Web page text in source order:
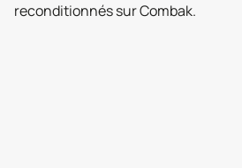
reconditionnés sur Combak.